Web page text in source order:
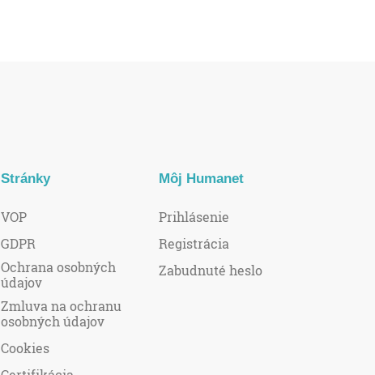
Stránky
VOP
GDPR
Ochrana osobných
údajov
Zmluva na ochranu
osobných údajov
Cookies
Môj Humanet
Prihlásenie
Registrácia
Zabudnuté heslo